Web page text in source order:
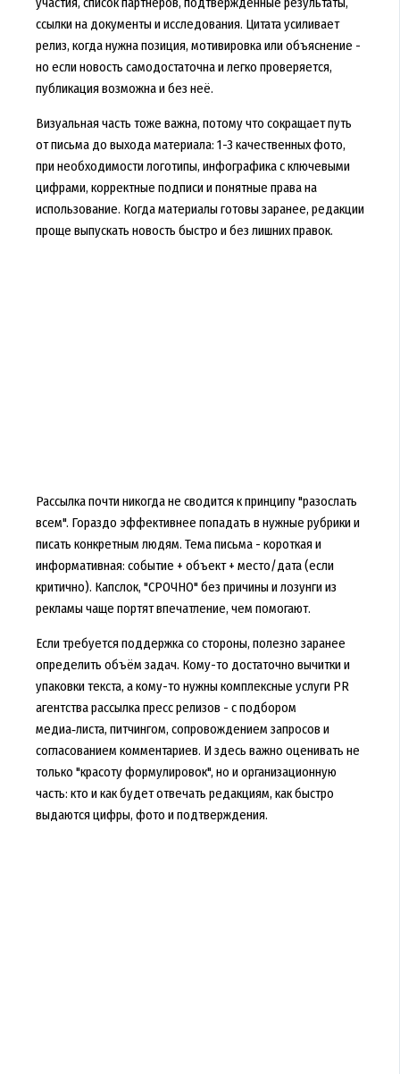
ссылки на документы и исследования. Цитата усиливает
релиз, когда нужна позиция, мотивировка или объяснение -
но если новость самодостаточна и легко проверяется,
публикация возможна и без неё.
Визуальная часть тоже важна, потому что сокращает путь
от письма до выхода материала: 1-3 качественных фото,
при необходимости логотипы, инфографика с ключевыми
цифрами, корректные подписи и понятные права на
использование. Когда материалы готовы заранее, редакции
проще выпускать новость быстро и без лишних правок.
Рассылка почти никогда не сводится к принципу "разослать
всем". Гораздо эффективнее попадать в нужные рубрики и
писать конкретным людям. Тема письма - короткая и
информативная: событие + объект + место/дата (если
критично). Капслок, "СРОЧНО" без причины и лозунги из
рекламы чаще портят впечатление, чем помогают.
Если требуется поддержка со стороны, полезно заранее
определить объём задач. Кому-то достаточно вычитки и
упаковки текста, а кому-то нужны комплексные услуги PR
агентства рассылка пресс релизов - с подбором
медиа‑листа, питчингом, сопровождением запросов и
согласованием комментариев. И здесь важно оценивать не
только "красоту формулировок", но и организационную
часть: кто и как будет отвечать редакциям, как быстро
выдаются цифры, фото и подтверждения.